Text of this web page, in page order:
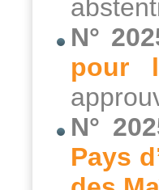
N°
pour
N°
Pays